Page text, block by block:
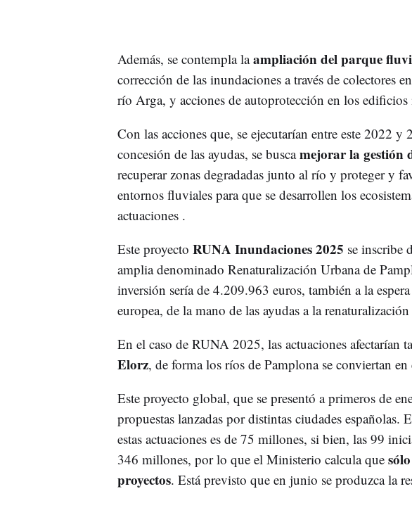
Además, se contempla laampliación del parque
corrección de las inundaciones a través de colectores
río Arga, y acciones de autoprotección en los edificios
Con las acciones que, se ejecutarían entre este 2022
concesión de las ayudas, se buscamejorar la gestión
recuperar zonas degradadas junto al río y proteger y
entornos fluviales para que se desarrollen los
actuaciones .
Este proyecto RUNA Inundaciones 2025 se inscribe
amplia denominado Renaturalización Urbana de
inversión sería de 4.209.963 euros, también a la
europea, de la mano de las ayudas a la
En el caso de RUNA 2025, las actuaciones afectarían
Elorz, de forma los ríos de Pamplona se conviertan en
Este proyecto global, que se presentó a primeros de
propuestas lanzadas por distintas ciudades españolas.
estas actuaciones es de 75 millones, si bien, las 99
346 millones, por lo que el Ministerio calcula que
proyectos. Está previsto que en junio se produzca la